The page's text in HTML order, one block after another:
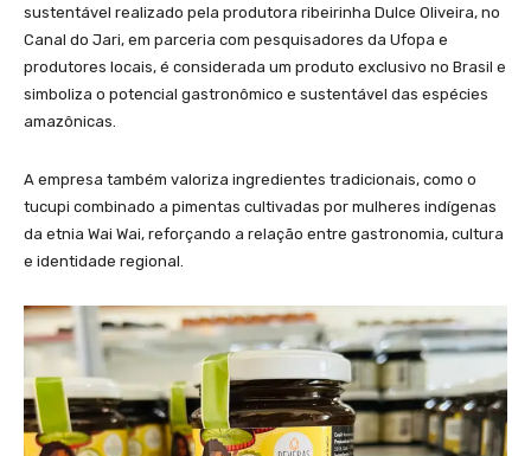
sustentável realizado pela produtora ribeirinha Dulce Oliveira, no
Canal do Jari, em parceria com pesquisadores da Ufopa e
produtores locais, é considerada um produto exclusivo no Brasil e
simboliza o potencial gastronômico e sustentável das espécies
amazônicas.
A empresa também valoriza ingredientes tradicionais, como o
tucupi combinado a pimentas cultivadas por mulheres indígenas
da etnia Wai Wai, reforçando a relação entre gastronomia, cultura
e identidade regional.